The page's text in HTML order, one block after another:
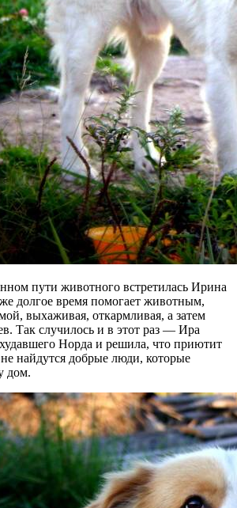
пути животного встретилась Ирина
долгое время помогает животным,
выхаживая, откармливая, а затем
Так случилось и в этот раз — Ира
Норда и решила, что приютит
найдутся добрые люди, которые
дом.